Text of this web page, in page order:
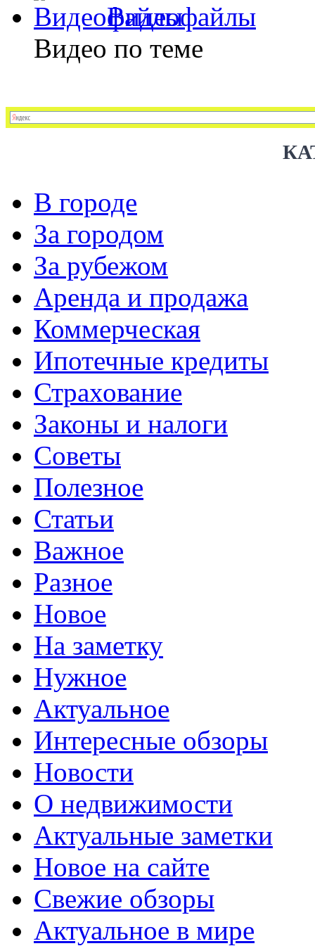
Видеофайлы
Видео по теме
В городе
За городом
За рубежом
Аренда и продажа
Коммерческая
Ипотечные кредиты
Страхование
Законы и налоги
Советы
Полезное
Статьи
Важное
Разное
Новое
На заметку
Нужное
Актуальное
Интересные обзоры
Новости
О недвижимости
Актуальные заметки
Новое на сайте
Свежие обзоры
Актуальное в мире